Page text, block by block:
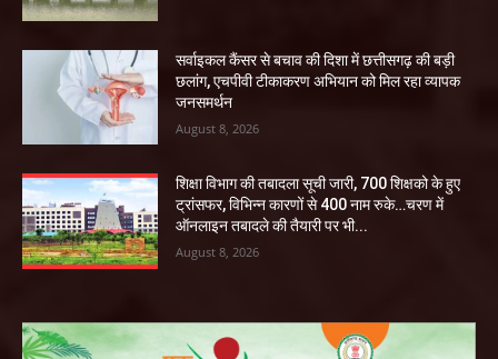
सर्वाइकल कैंसर से बचाव की दिशा में छत्तीसगढ़ की बड़ी
छलांग, एचपीवी टीकाकरण अभियान को मिल रहा व्यापक
जनसमर्थन
August 8, 2026
शिक्षा विभाग की तबादला सूची जारी, 700 शिक्षको के हुए
ट्रांसफर, विभिन्न कारणों से 400 नाम रुके…चरण में
ऑनलाइन तबादले की तैयारी पर भी...
August 8, 2026